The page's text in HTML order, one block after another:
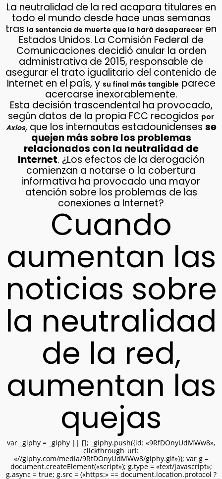
La neutralidad de la red acapara titulares en
todo el mundo desde hace unas semanas
tras la sentencia de muerte que la hará desaparecer en
Estados Unidos. La Comisión Federal de
Comunicaciones decidió anular la orden
administrativa de 2015, responsable de
asegurar el trato igualitario del contenido de
Internet en el país, y su final más tangible parece
acercarse inexorablemente.
Esta decisión trascendental ha provocado,
según datos de la propia FCC recogidos por
Axios, que los internautas estadounidenses se
quejen más sobre los problemas
relacionados con la neutralidad de
Internet. ¿Los efectos de la derogación
comienzan a notarse o la cobertura
informativa ha provocado una mayor
atención sobre los problemas de las
conexiones a Internet?
Cuando
aumentan las
noticias sobre
la neutralidad
de la red,
aumentan las
quejas
var _giphy = _giphy || []; _giphy.push({id: «9RfDOnyUdMWw8»,
clickthrough_url:
«//giphy.com/media/9RfDOnyUdMWw8/giphy.gif»}); var g =
document.createElement(«script»); g.type = «text/javascript»;
g.async = true; g.src = («https:» == document.location.protocol ?